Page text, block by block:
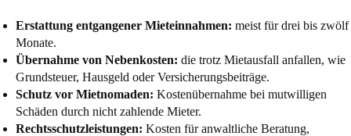
Erstattung entgangener Mieteinnahmen: meist für drei bis zwölf
Monate.
Übernahme von Nebenkosten: die trotz Mietausfall anfallen, wie
Grundsteuer, Hausgeld oder Versicherungsbeiträge.
Schutz vor Mietnomaden: Kostenübernahme bei mutwilligen
Schäden durch nicht zahlende Mieter.
Rechtsschutzleistungen: Kosten für anwaltliche Beratung,